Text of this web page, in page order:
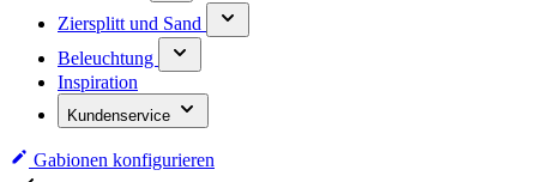
Ziersplitt und Sand
Beleuchtung
Inspiration
Kundenservice
Gabionen konfigurieren